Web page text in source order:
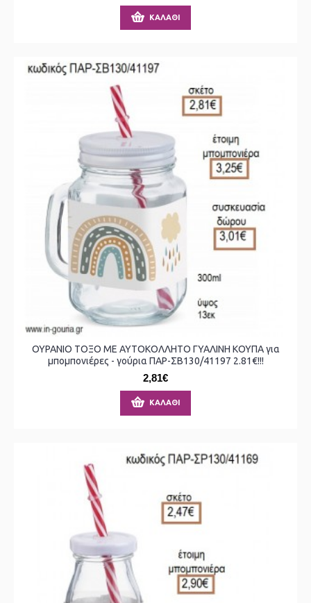
ΚΑΛΆΘΙ
ΟΥΡΑΝΙΟ ΤΟΞΟ ΜΕ ΑΥΤΟΚΟΛΛΗΤΟ ΓΥΑΛΙΝΗ ΚΟΥΠΑ για
μπομπονιέρες - γούρια ΠΑΡ-ΣΒ130/41197 2.81€!!!
2,81€
ΚΑΛΆΘΙ